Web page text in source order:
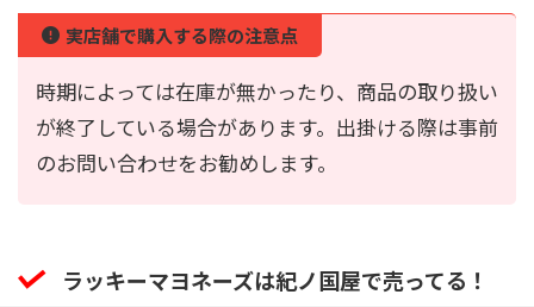
実店舗で購入する際の注意点
時期によっては在庫が無かったり、商品の取り扱い
が終了している場合があります。出掛ける際は事前
のお問い合わせをお勧めします。
ラッキーマヨネーズは紀ノ国屋で売ってる！